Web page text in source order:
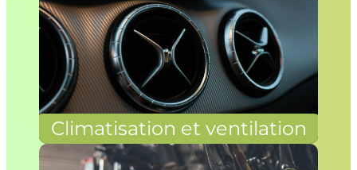
Climatisation et ventilation